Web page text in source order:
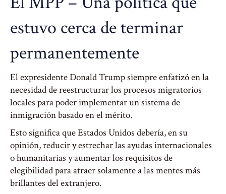
estuvo cerca de terminar
permanentemente
El expresidente Donald Trump siempre enfatizó en la
necesidad de reestructurar los procesos migratorios
locales para poder implementar un sistema de
inmigración basado en el mérito.
Esto significa que Estados Unidos debería, en su
opinión, reducir y estrechar las ayudas internacionales
o humanitarias y aumentar los requisitos de
elegibilidad para atraer solamente a las mentes más
brillantes del extranjero.